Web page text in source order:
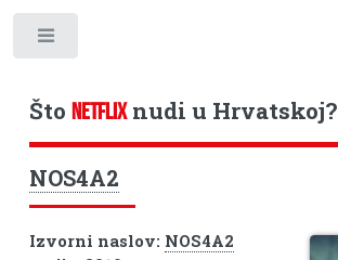
Što NETFLIXnudi u Hrvatskoj?
NOS4A2
Izvorni naslov: NOS4A2